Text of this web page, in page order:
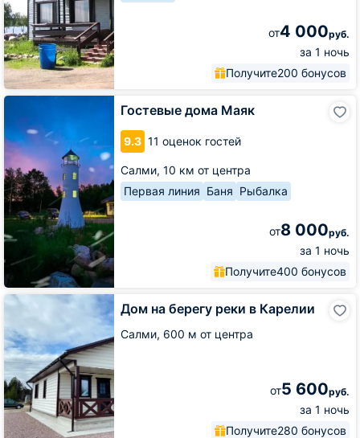
от4 000руб.
за 1 ночь
Получите200 бонусов
Гостевые дома Маяк
9.3 11 оценок гостей
Салми, 10 км от центра
Первая линия Баня Рыбалка
от8 000руб.
за 1 ночь
Получите400 бонусов
Гостевые
Маяк
Дом на берегу реки в Карелии
Салми, 600 м от центра
от5 600руб.
за 1 ночь
Получите280 бонусов
Дом
берегу
реки
в
Карелии